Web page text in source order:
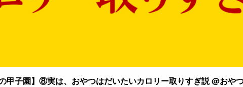
甲子園】⑧実は、おやつはだいたいカロリー取りすぎ説 @おや